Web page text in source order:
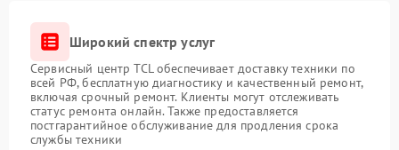
Широкий спектр услуг
Сервисный центр TCL обеспечивает доставку техники по
всей РФ, бесплатную диагностику и качественный ремонт,
включая срочный ремонт. Клиенты могут отслеживать
статус ремонта онлайн. Также предоставляется
постгарантийное обслуживание для продления срока
службы техники